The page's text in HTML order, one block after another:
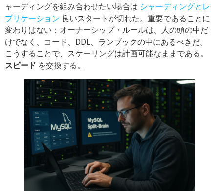
ャーディングを組み合わせたい場合は シャーディングとレ
プリケーション 良いスタートが切れた。重要であることに
変わりはない：オーナーシップ・ルールは、人の頭の中だ
けでなく、コード、DDL、ランブックの中にあるべきだ。
こうすることで、スケーリングは計画可能なままである。
スピード を交換する。.